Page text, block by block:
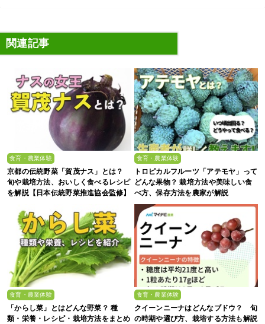
関連記事
食育・農業体験
京都の伝統野菜「賀茂ナス」とは？
旬や栽培方法、おいしく食べるレシピ
を解説【日本伝統野菜推進協会監修】
食育・農業体験
トロピカルフルーツ「アテモヤ」って
どんな果物？ 栽培方法や美味しい食
べ方、保存方法を農家が解説
食育・農業体験
「からし菜」とはどんな野菜？ 種
類・栄養・レシピ・栽培方法をまとめ
食育・農業体験
クイーンニーナはどんなブドウ？ 旬
の時期や選び方、栽培する方法も解説